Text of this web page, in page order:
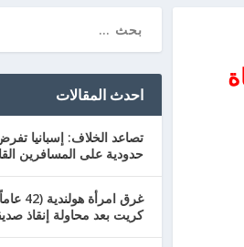
احدث المقالات
تصاعد الخلاف: إسبانيا
حدودية على المسافرين
غرق
كريت بعد محاولة إنقاذ